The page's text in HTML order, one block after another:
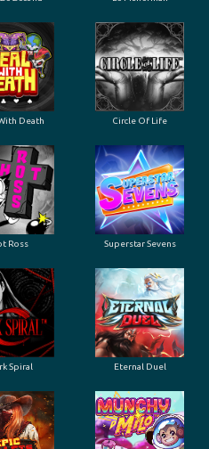
Death Circle Of Life
Ross Superstar Sevens
Spiral Eternal Duel